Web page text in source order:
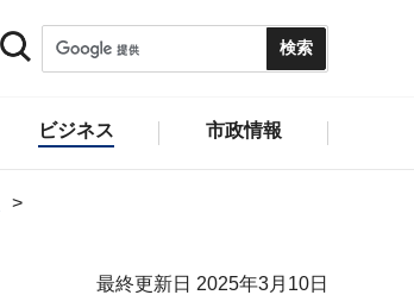
ビジネス 市政情報
最終更新日 2025年3月10日